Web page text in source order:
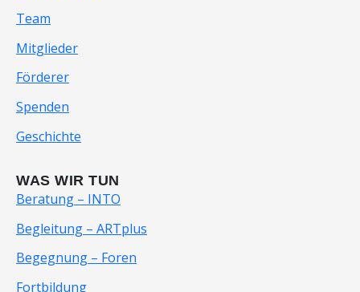
Team
Mitglieder
Förderer
Spenden
Geschichte
WAS WIR TUN
Beratung – INTO
Begleitung – ARTplus
Begegnung – Foren
Fortbildung